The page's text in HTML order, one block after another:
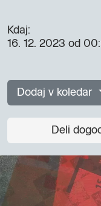
Kdaj:
16. 12. 2023 od
Dodaj v koledar
Deli